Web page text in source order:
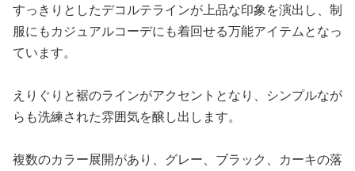
すっきりとしたデコルテラインが上品な印象を演出し、制
服にもカジュアルコーデにも着回せる万能アイテムとなっ
ています。
えりぐりと裾のラインがアクセントとなり、シンプルなが
らも洗練された雰囲気を醸し出します。
複数のカラー展開があり、グレー、ブラック、カーキの落